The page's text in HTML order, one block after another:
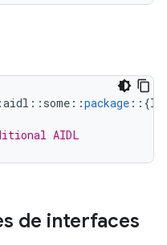
aidl :: some ::package :: {
AIDL
de interfaces